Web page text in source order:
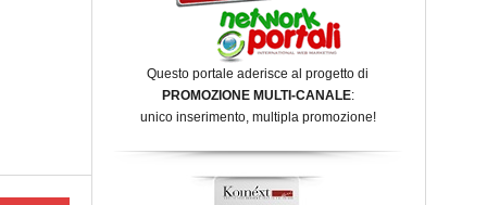
Questo portale aderisce al progetto di
PROMOZIONE MULTI-CANALE:
unico inserimento, multipla promozione!